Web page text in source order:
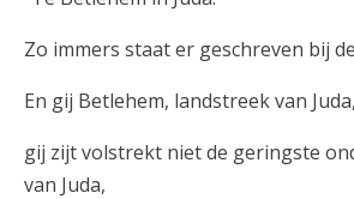
Zo immers staat er geschreven bij
En gij Betlehem, landstreek van Juda,
gij zijt volstrekt niet de geringste
van Juda,